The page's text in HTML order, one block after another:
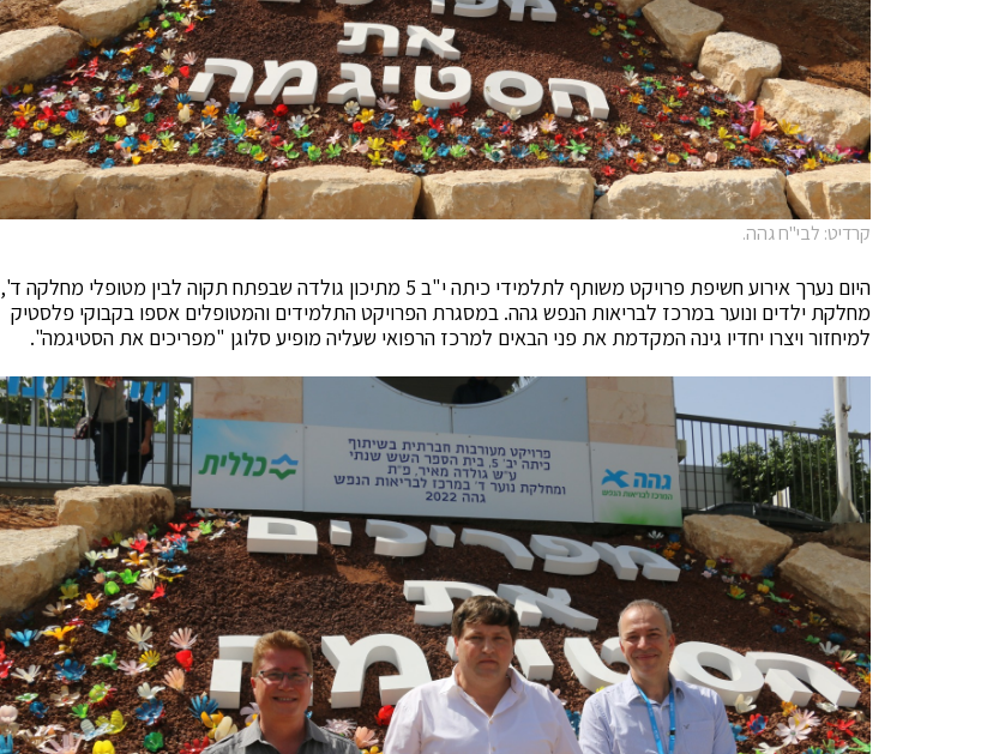
קרדיט: לבי"ח גהה.
היום נערך אירוע חשיפת פרויקט משותף לתלמידי כיתה י"ב 5 מתיכון גולדה שבפתח תקוה לבין מטופלי מחלקה ד',
מחלקת ילדים ונוער במרכז לבריאות הנפש גהה. במסגרת הפרויקט התלמידים והמטופלים אספו בקבוקי פלסטיק
למיחזור ויצרו יחדיו גינה המקדמת את פני הבאים למרכז הרפואי שעליה מופיע סלוגן "מפריכים את הסטיגמה".